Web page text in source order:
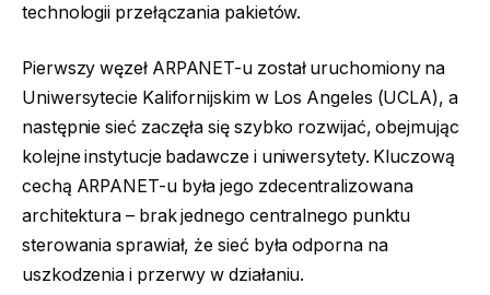
technologii przełączania pakietów.
Pierwszy węzeł ARPANET-u został uruchomiony na
Uniwersytecie Kalifornijskim w Los Angeles (UCLA), a
następnie sieć zaczęła się szybko rozwijać, obejmując
kolejne instytucje badawcze i uniwersytety. Kluczową
cechą ARPANET-u była jego zdecentralizowana
architektura – brak jednego centralnego punktu
sterowania sprawiał, że sieć była odporna na
uszkodzenia i przerwy w działaniu.